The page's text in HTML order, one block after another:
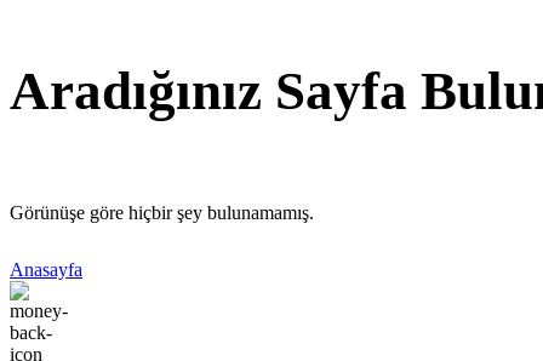
Aradığınız Sayfa
Görünüşe göre hiçbir şey bulunamamış.
Anasayfa